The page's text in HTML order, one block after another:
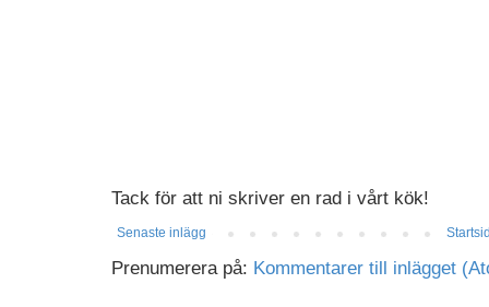
Tack för att ni skriver en rad i vårt kök!
Senaste inlägg
Prenumerera på: Kommentarer till inlägget